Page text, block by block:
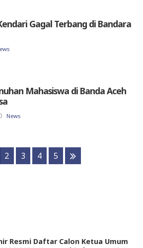
Gagal Terbang di Bandara
Mahasiswa di Banda Aceh
News
2 3 4 5
Resmi Daftar Calon Ketua Umum